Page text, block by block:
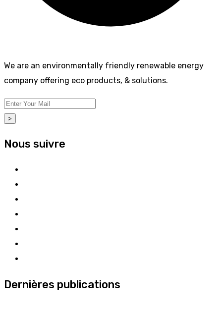
We are an environmentally friendly renewable energy
company offering eco products, & solutions.
>
Nous suivre
Dernières publications